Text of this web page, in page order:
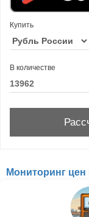
Купить
В количестве
Мониторинг